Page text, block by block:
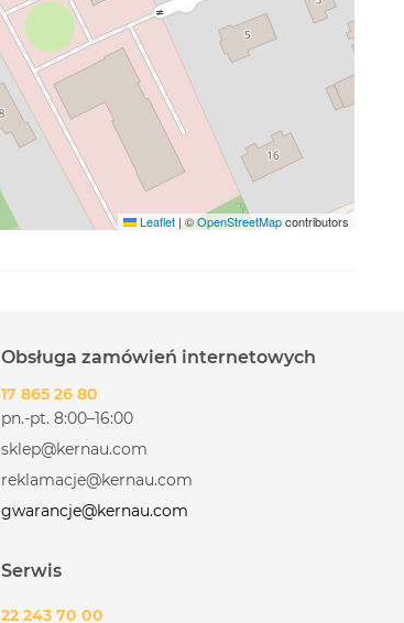
Leaflet | ©OpenStreetMapcontributors
Obsługa zamówień internetowych
17 865 26 80
pn.-pt. 8:00–16:00
sklep@kernau.com
reklamacje@kernau.com
gwarancje@kernau.com
Serwis
22 243 70 00